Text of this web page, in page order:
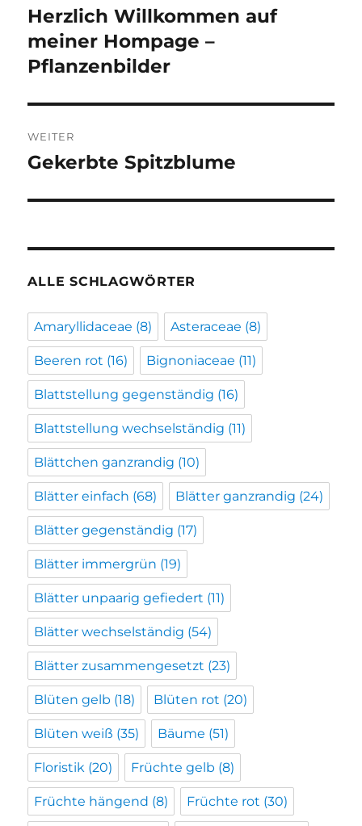
Vorheriger
Beitrag:
Herzlich Willkommen auf
meiner Hompage –
Pflanzenbilder
WEITER
Nächster
Gekerbte Spitzblume
ALLE SCHLAGWÖRTER
Amaryllidaceae (8) Asteraceae (8)
Beeren rot (16) Bignoniaceae (11)
Blattstellung gegenständig (16)
Blattstellung wechselständig (11)
Blättchen ganzrandig (10)
Blätter einfach (68) Blätter ganzrandig (24)
Blätter gegenständig (17)
Blätter immergrün (19)
Blätter unpaarig gefiedert (11)
Blätter wechselständig (54)
Blätter zusammengesetzt (23)
Blüten gelb (18) Blüten rot (20)
Blüten weiß (35) Bäume (51)
Floristik (20) Früchte gelb (8)
Früchte hängend (8) Früchte rot (30)